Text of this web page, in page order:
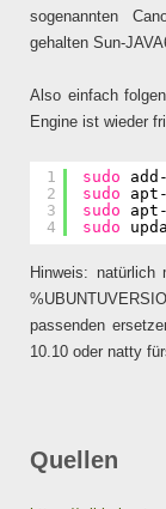
sogenannten
gehalten Sun-
Also einfach
Engine ist wieder
1
2
3
4
sudo
sudo
sudo
sudo
Hinweis: natürlich
passenden
10.10 oder natty
Quellen